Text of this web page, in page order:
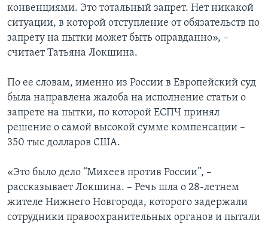
конвенциями. Это тотальный запрет. Нет никакой
ситуации, в которой отступление от обязательств по
запрету на пытки может быть оправданно», –
считает Татьяна Локшина.
По ее словам, именно из России в Европейский суд
была направлена жалоба на исполнение статьи о
запрете на пытки, по которой ЕСПЧ принял
решение о самой высокой сумме компенсации –
350 тыс долларов США.
«Это было дело “Михеев против России”, –
рассказывает Локшина. – Речь шла о 28-летнем
жителе Нижнего Новгорода, которого задержали
сотрудники правоохранительных органов и пытали